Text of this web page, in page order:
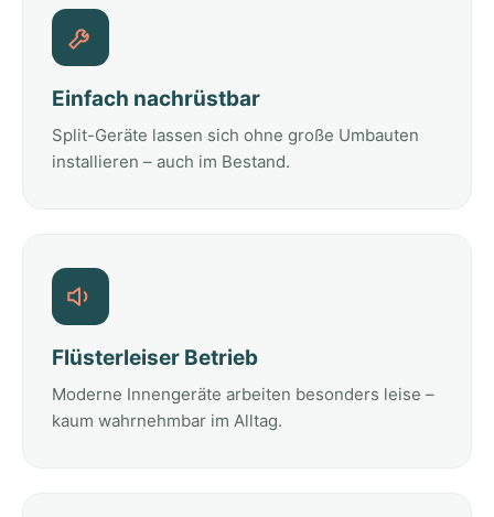
Einfach nachrüstbar
Split-Geräte lassen sich ohne große Umbauten
installieren – auch im Bestand.
Flüsterleiser Betrieb
Moderne Innengeräte arbeiten besonders leise –
kaum wahrnehmbar im Alltag.